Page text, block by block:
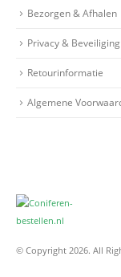
Bezorgen & Afhalen
Privacy & Beveiliging
Retourinformatie
Algemene
© Copyright 2026. All